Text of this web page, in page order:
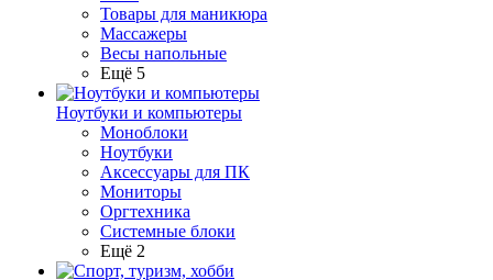
Товары для маникюра
Массажеры
Весы напольные
Ещё 5
Ноутбуки и компьютеры
Моноблоки
Ноутбуки
Аксессуары для ПК
Мониторы
Оргтехника
Системные блоки
Ещё 2